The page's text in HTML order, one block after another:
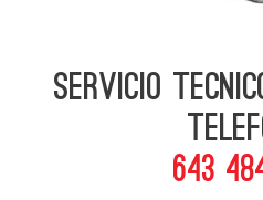
Servicio
643